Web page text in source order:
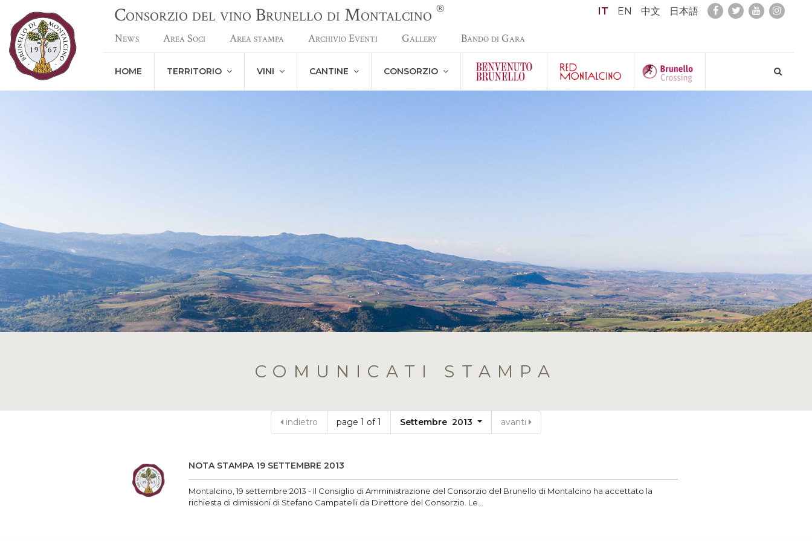
Consorzio del vino Brunello di Montalcino ® IT EN 中文 日本語
News Area Soci Area stampa Archivio Eventi Gallery Bando di Gara
HOME TERRITORIO VINI CANTINE CONSORZIO
COMUNICATI STAMPA
indietro page 1 of 1 Settembre 2013 avanti
NOTA STAMPA 19 SETTEMBRE 2013
Montalcino, 19 settembre 2013 - Il Consiglio di Amministrazione del Consorzio del Brunello di Montalcino ha accettato la
richiesta di dimissioni di Stefano Campatelli da Direttore del Consorzio. Le...